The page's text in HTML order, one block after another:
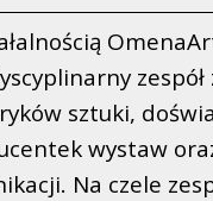
zespół
sztuki,
wystaw
Na czele